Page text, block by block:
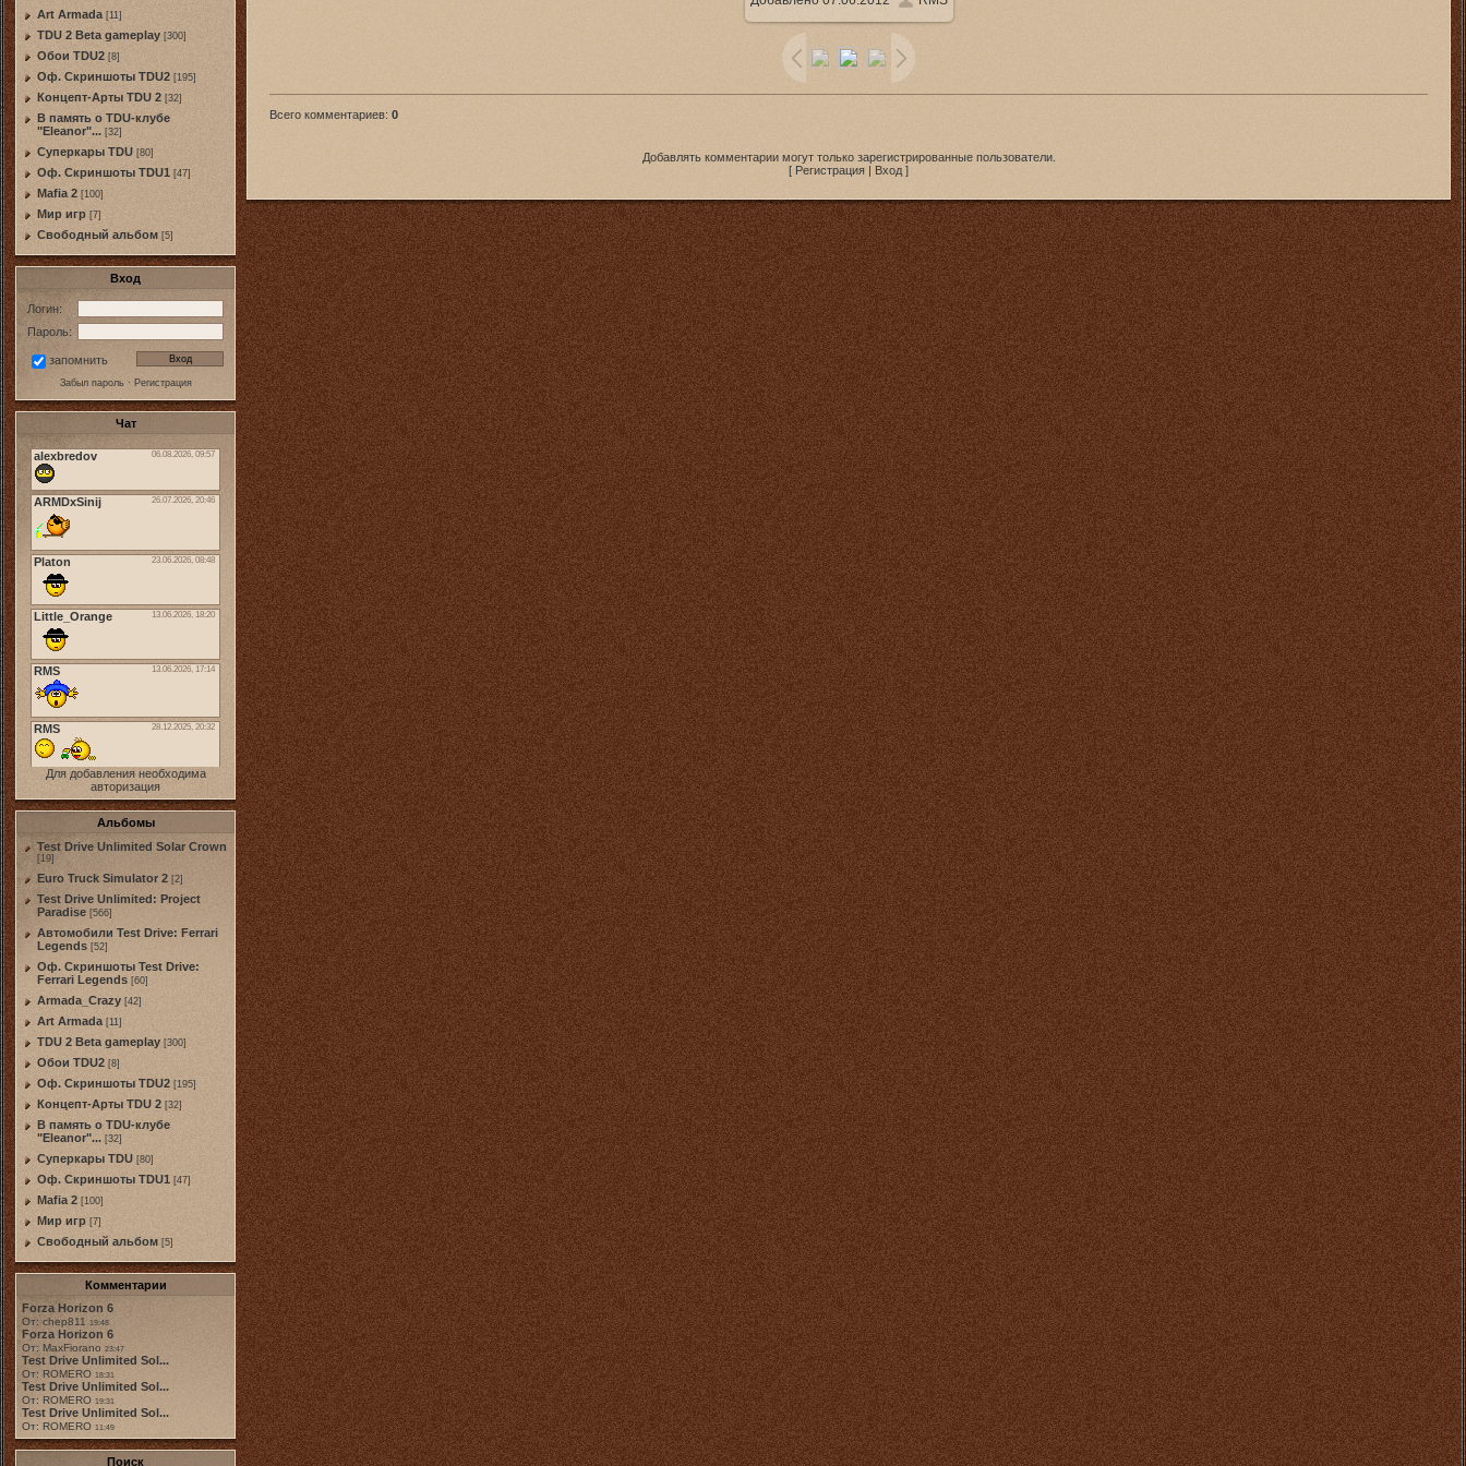
Art Armada [11]
TDU 2 Beta gameplay [300]
Обои TDU2 [8]
Оф. Скриншоты TDU2 [195]
Концепт-Арты TDU 2 [32]
В память о TDU-клубе
"Eleanor"... [32]
Суперкары TDU [80]
Оф. Скриншоты TDU1 [47]
Mafia 2 [100]
Мир игр [7]
Свободный альбом [5]
Вход
Логин:
Пароль:
запомнить
Забыл пароль· Регистрация
Чат
Для добавления необходима
авторизация
Альбомы
Test Drive Unlimited Solar Crown
[19]
Euro Truck Simulator 2 [2]
Test Drive Unlimited: Project
Paradise [566]
Автомобили Test Drive: Ferrari
Legends [52]
Оф. Скриншоты Test Drive:
Ferrari Legends [60]
Armada_Crazy [42]
Art Armada [11]
TDU 2 Beta gameplay [300]
Обои TDU2 [8]
Оф. Скриншоты TDU2 [195]
Концепт-Арты TDU 2 [32]
В память о TDU-клубе
"Eleanor"... [32]
Суперкары TDU [80]
Оф. Скриншоты TDU1 [47]
Mafia 2 [100]
Мир игр [7]
Свободный альбом [5]
Комментарии
Forza Horizon 6
От: chep811 19:48
Forza Horizon 6
От: MaxFiorano 23:47
Test Drive Unlimited Sol...
От: ROMERO 18:31
Test Drive Unlimited Sol...
От: ROMERO 19:31
Test Drive Unlimited Sol...
От: ROMERO 11:49
Поиск
1000x563/ 84.7Kb
Всего комментариев: 0
Добавлять комментарии могут только зарегистрированные пользователи.
[ Регистрация | Вход ]